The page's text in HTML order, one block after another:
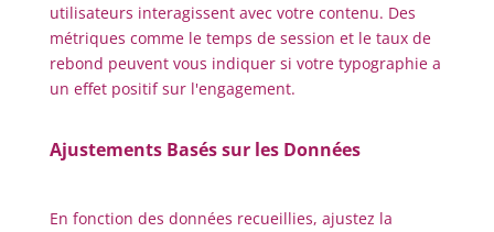
utilisateurs interagissent avec votre contenu. Des
métriques comme le temps de session et le taux de
rebond peuvent vous indiquer si votre typographie a
un effet positif sur l'engagement.
Ajustements Basés sur les Données
En fonction des données recueillies, ajustez la